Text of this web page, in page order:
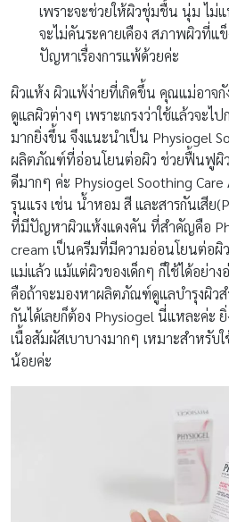
เพราะจะช่วยให้ผิวชุ่มชื้น นุ่ม ไม่
จะไม่คันระคายเคือง สภาพผิวที่แ
ปัญหาเรื่องการแพ้ด้วยค่ะ
ผิวแห้ง ผิวแพ้ง่ายที่เกิดขึ้น คุณแม่อาจ
ดูแลผิวต่างๆ เพราะเกรงว่าใช้แล้วจะไป
มากยิ่งขึ้น จึงแนะนำเป็น Physiogel
ผลิตภัณฑ์ที่อ่อนโยนต่อผิว ช่วยฟื้นฟูผิว
ดีมากๆ ค่ะ Physiogel Soothing Care
รุนแรง เช่น น้ำหอม สี และสารกันเสีย
ที่มีปัญหาผิวแห้งแดงคัน ที่สำคัญคือ
cream เป็นครีมที่มีความอ่อนโยนต่อผิ
แม่แล้ว แม้แต่ผิวของเด็กๆ ก็ใช้ได้อย่า
คือถ้าจะมองหาผลิตภัณฑ์ดูแลบำรุงผิว
กันได้เลยก็ต้อง Physiogel นี่แหละค่ะ
เนื้อสัมผัสเบาบางมากๆ เหมาะสำหรั
น้อยค่ะ